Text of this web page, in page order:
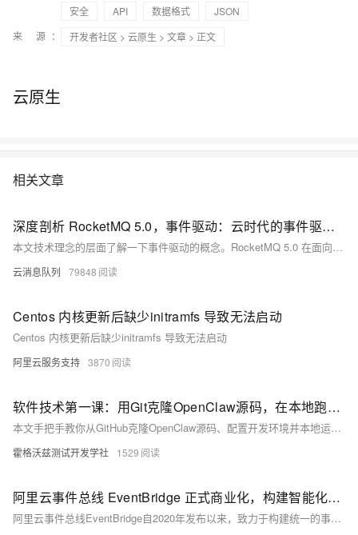
安全 API 数据格式
JSON
来 源：
开发者社区 > 云原生 > 文章 > 正文
云原生
相关文章
深度剖析 RocketMQ 5.0，事件驱动：云时代的事件驱动有啥不同？
本文技术理念的层面了解一下事件驱动的概念。RocketMQ 5.0 在面向云时代的事件驱动架构新推出的子产品 EventBridge，最后再结合几个具体的案例帮助大家了解云时代的事件驱动方案。
云消息队列 79848
Centos 内核更新后缺少initramfs 导致无法启动
Centos 内核更新后缺少initramfs 导致无法启动
阿里云服务支持 3870
软件技术第一课：用Git克隆OpenClaw源码，在本地跑起来
本文手把手教你从GitHub克隆OpenClaw源码、配置开发环境并本地运行。涵盖Git安装、Python版本适配、虚拟环境创建、依赖安装（含镜像加速）、API密钥配置及示例运行，附常见报错解决方案，助你轻松踏入源码开发门槛。
霍格沃兹测试开发学社 1529
阿里云事件总线 EventBridge 正式商业化，构建智能化时代的企业级云上事件枢纽
阿里云事件总线EventBridge自2020年发布以来，致力于构建统一的事件枢纽，支持微服务架构演进。其核心特性包括稳定安全、高性能低成本、开放集成及统一事件标准，适用于EDA、流式ETL、AI数据集成等多种场景。EventBridge于2025年6月3日正式商业化，提供灵活计费模式，包括事件量和CU配额计费，帮助企业高效实现松耦合、分布式的事件驱动架构。